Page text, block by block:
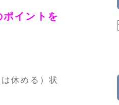
イントを
休める）状